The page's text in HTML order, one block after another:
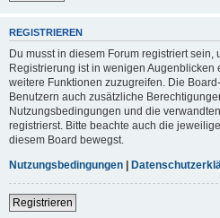
REGISTRIEREN
Du musst in diesem Forum registriert
Registrierung ist in wenigen Augenblicken
weitere Funktionen zuzugreifen. Die
Benutzern auch zusätzliche
Nutzungsbedingungen und die
registrierst. Bitte beachte auch die
diesem Board bewegst.
Nutzungsbedingungen |
Registrieren